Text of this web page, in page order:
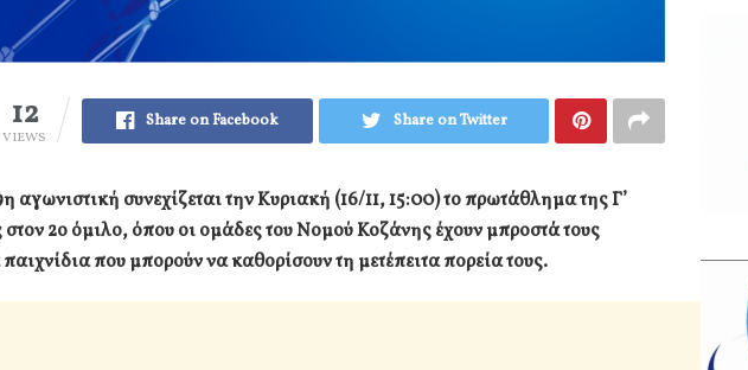
12
VIEWS
Share on Facebook Share on Twitter
αγωνιστική συνεχίζεται την Κυριακή (16/11, 15:00) το πρωτάθλημα της Γ’
2ο όμιλο, όπου οι ομάδες του Νομού Κοζάνης έχουν μπροστά τους
που μπορούν να καθορίσουν τη μετέπειτα πορεία τους.